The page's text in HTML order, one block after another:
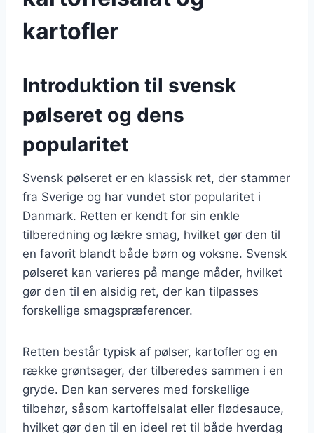
kartofler
Introduktion til svensk
pølseret og dens
popularitet
Svensk pølseret er en klassisk ret, der stammer
fra Sverige og har vundet stor popularitet i
Danmark. Retten er kendt for sin enkle
tilberedning og lækre smag, hvilket gør den til
en favorit blandt både børn og voksne. Svensk
pølseret kan varieres på mange måder, hvilket
gør den til en alsidig ret, der kan tilpasses
forskellige smagspræferencer.
Retten består typisk af pølser, kartofler og en
række grøntsager, der tilberedes sammen i en
gryde. Den kan serveres med forskellige
tilbehør, såsom kartoffelsalat eller flødesauce,
hvilket gør den til en ideel ret til både hverdag